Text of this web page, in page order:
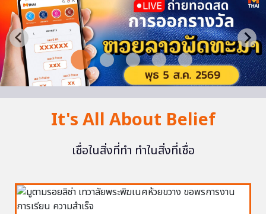
It's All About Belief
เชื่อในสิ่งที่ทำ ทำในสิ่งที่เชื่อ